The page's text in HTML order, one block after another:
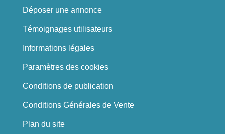
Déposer une annonce
Témoignages utilisateurs
Informations légales
Paramètres des cookies
Conditions de publication
Conditions Générales de Vente
Plan du site